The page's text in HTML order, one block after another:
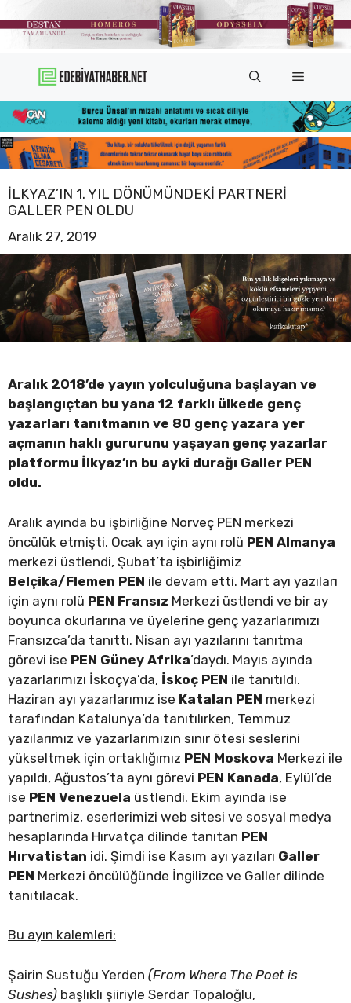
atla
Menü
İLKYAZ’IN 1. YIL DÖNÜMÜNDEKI PARTNERI
GALLER PEN OLDU
Aralık 27, 2019
Aralık 2018’de yayın yolculuğuna başlayan ve
başlangıçtan bu yana 12 farklı ülkede genç
yazarları tanıtmanın ve 80 genç yazara yer
açmanın haklı gururunu yaşayan genç yazarlar
platformu İlkyaz’ın bu ayki durağı Galler PEN
oldu.
Aralık ayında bu işbirliğine Norveç PEN merkezi
öncülük etmişti. Ocak ayı için aynı rolü PEN Almanya
merkezi üstlendi, Şubat’ta işbirliğimiz
Belçika/Flemen PEN ile devam etti. Mart ayı yazıları
için aynı rolü PEN Fransız Merkezi üstlendi ve bir ay
boyunca okurlarına ve üyelerine genç yazarlarımızı
Fransızca’da tanıttı. Nisan ayı yazılarını tanıtma
görevi ise PEN Güney Afrika’daydı. Mayıs ayında
yazarlarımızı İskoçya’da, İskoç PEN ile tanıtıldı.
Haziran ayı yazarlarımız ise Katalan PEN merkezi
tarafından Katalunya’da tanıtılırken, Temmuz
yazılarımız ve yazarlarımızın sınır ötesi seslerini
yükseltmek için ortaklığımız PEN Moskova Merkezi ile
yapıldı, Ağustos’ta aynı görevi PEN Kanada, Eylül’de
ise PEN Venezuela üstlendi. Ekim ayında ise
partnerimiz, eserlerimizi web sitesi ve sosyal medya
hesaplarında Hırvatça dilinde tanıtan PEN
Hırvatistan idi. Şimdi ise Kasım ayı yazıları Galler
PEN Merkezi öncülüğünde İngilizce ve Galler dilinde
tanıtılacak.
Bu ayın kalemleri:
Şairin Sustuğu Yerden (From Where The Poet is
Sushes) başlıklı şiiriyle Serdar Topaloğlu,